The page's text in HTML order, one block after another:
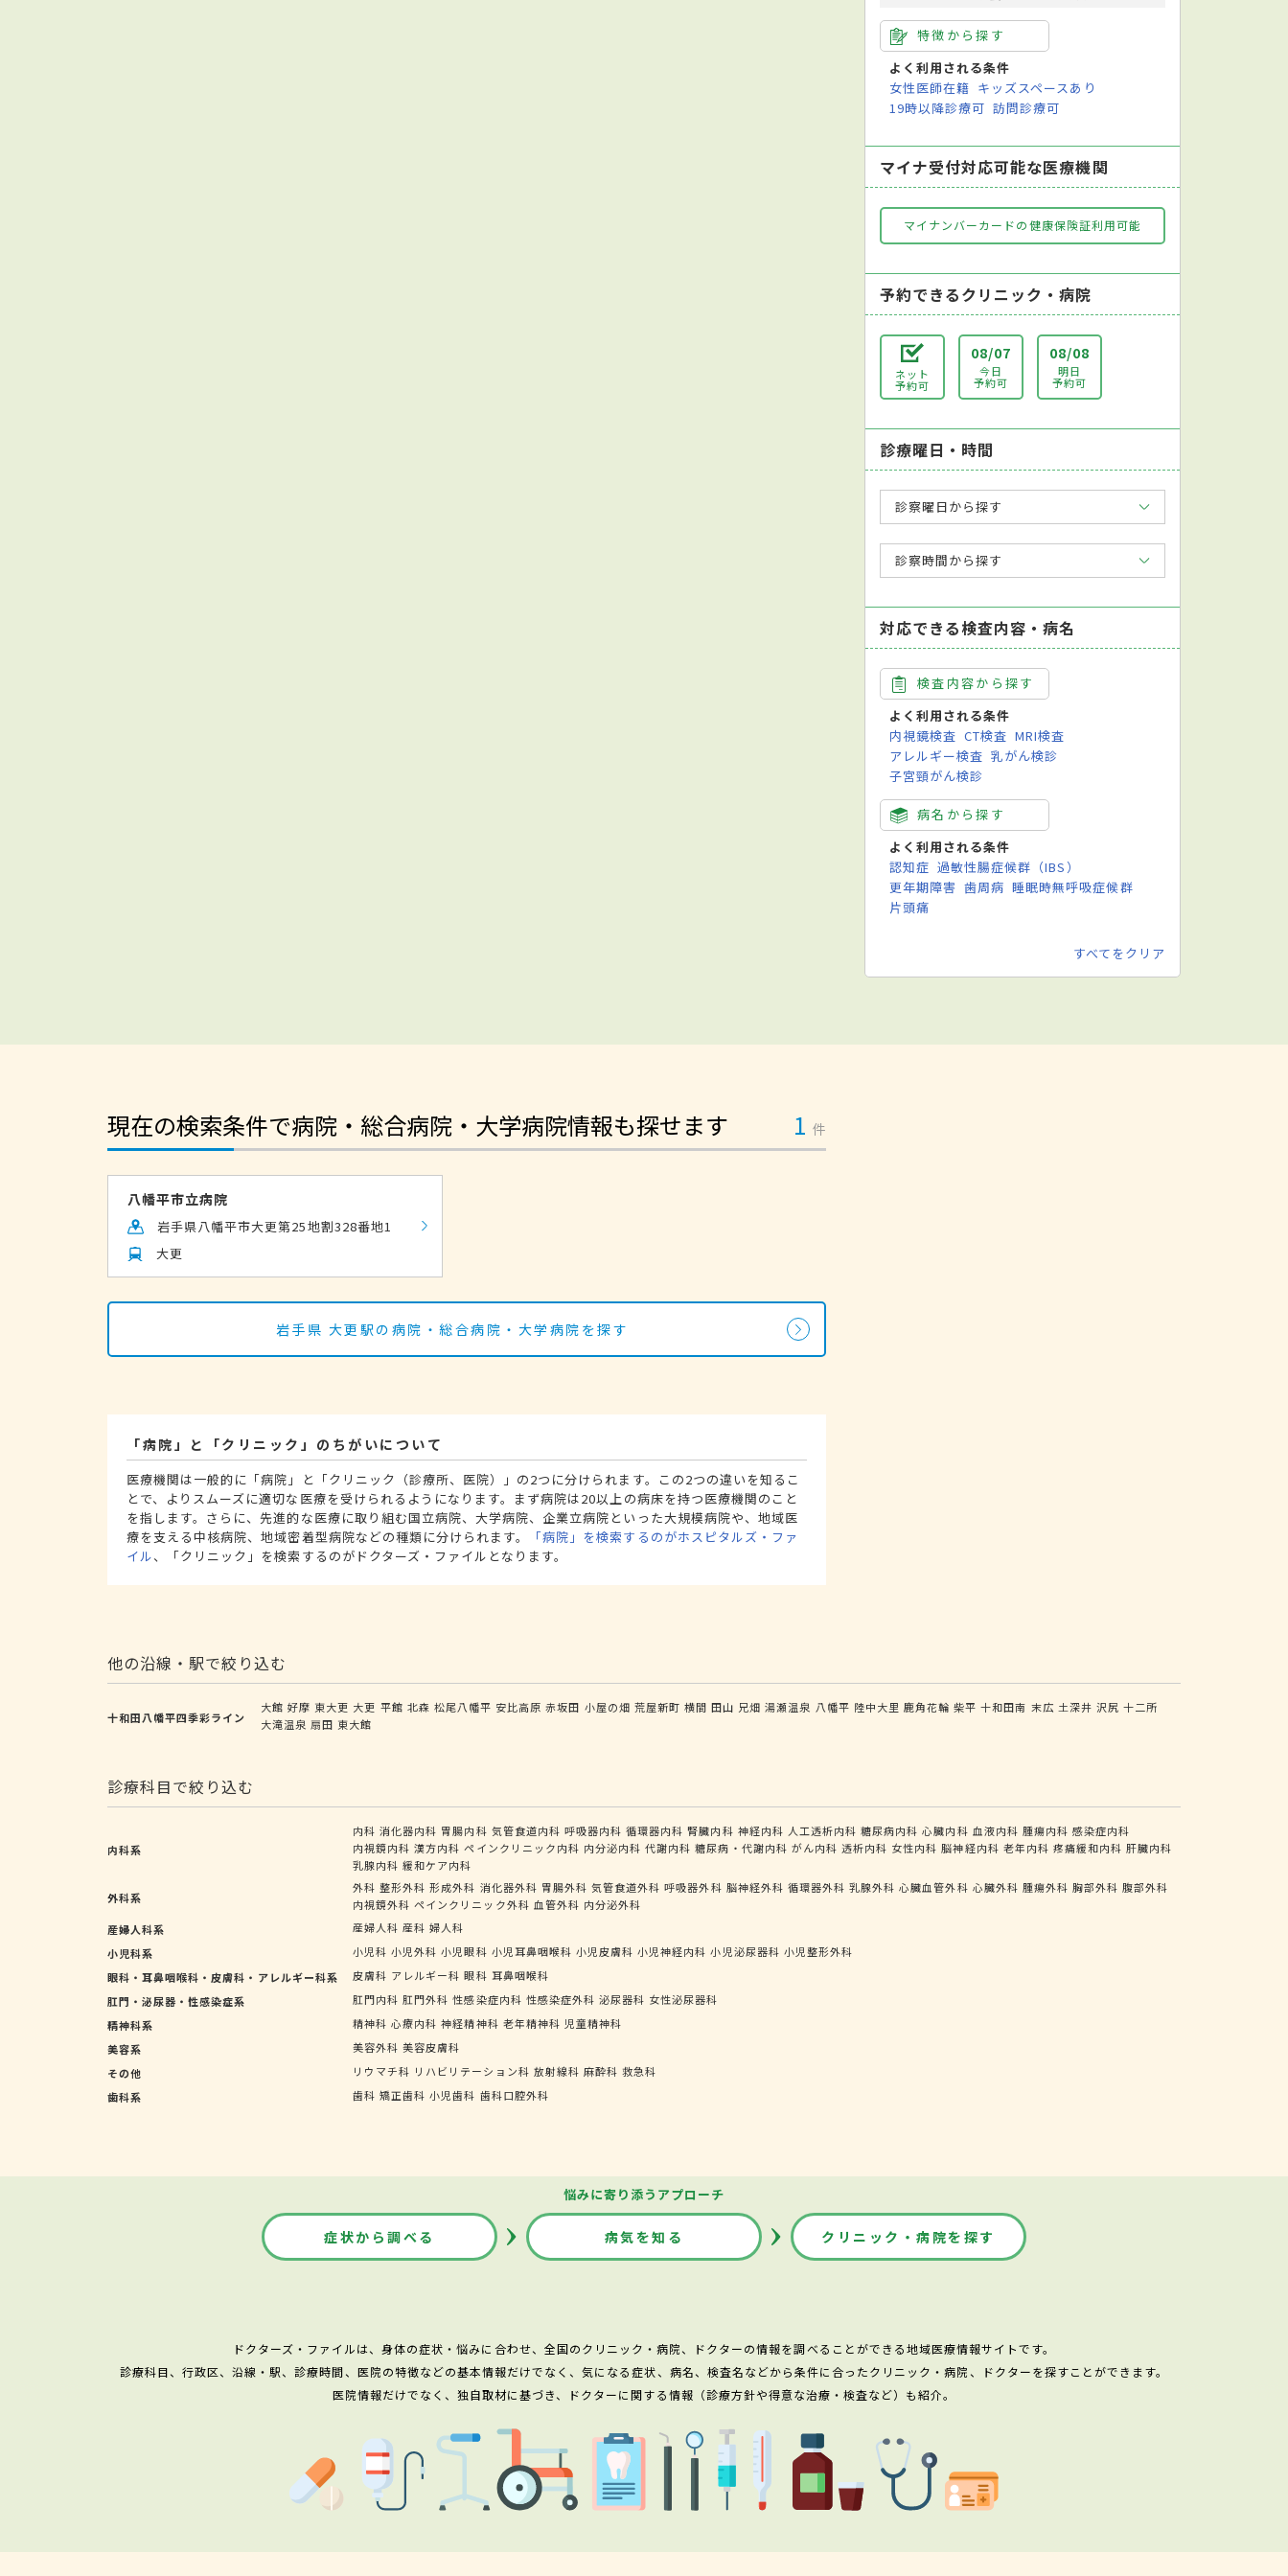
特徴から探す
よく利用される条件
女性医師在籍 キッズスペースあり
19時以降診療可 訪問診療可
マイナ受付対応可能な医療機関
マイナンバーカードの健康保険証利用可能
予約できるクリニック・病院
ネット
予約可
08/07
今日
予約可
08/08
明日
予約可
診療曜日・時間
診察曜日から探す
診察時間から探す
対応できる検査内容・病名
検査内容から探す
よく利用される条件
内視鏡検査 CT検査 MRI検査
アレルギー検査 乳がん検診
子宮頸がん検診
病名から探す
よく利用される条件
認知症 過敏性腸症候群（IBS）
更年期障害 歯周病 睡眠時無呼吸症候群
片頭痛
すべてをクリア
現在の検索条件で病院・総合病院・大学病院情報も探せます 1 件
八幡平市立病院
岩手県八幡平市大更第25地割328番地1
大更
岩手県 大更駅の病院・総合病院・大学病院を探す
「病院」と「クリニック」のちがいについて
医療機関は一般的に「病院」と「クリニック（診療所、医院）」の2つに分けられます。この2つの違いを知るこ
とで、よりスムーズに適切な医療を受けられるようになります。まず病院は20以上の病床を持つ医療機関のこと
を指します。さらに、先進的な医療に取り組む国立病院、大学病院、企業立病院といった大規模病院や、地域医
療を支える中核病院、地域密着型病院などの種類に分けられます。
「病院」を検索するのがホスピタルズ・ファ
イル、「クリニック」を検索するのがドクターズ・ファイルとなります。
他の沿線・駅で絞り込む
十和田八幡平四季彩ライン
大館 好摩 東大更 大更 平館 北森 松尾八幡平 安比高原 赤坂田 小屋の畑 荒屋新町 横間 田山 兄畑 湯瀬温泉 八幡平 陸中大里 鹿角花輪 柴平 十和田南 末広 土深井 沢尻 十二所
大滝温泉 扇田 東大館
診療科目で絞り込む
内科系
内科 消化器内科 胃腸内科 気管食道内科 呼吸器内科 循環器内科 腎臓内科 神経内科 人工透析内科 糖尿病内科 心臓内科 血液内科 腫瘍内科 感染症内科
内視鏡内科 漢方内科 ペインクリニック内科 内分泌内科 代謝内科 糖尿病・代謝内科 がん内科 透析内科 女性内科 脳神経内科 老年内科 疼痛緩和内科 肝臓内科
乳腺内科 緩和ケア内科
外科系
外科 整形外科 形成外科 消化器外科 胃腸外科 気管食道外科 呼吸器外科 脳神経外科 循環器外科 乳腺外科 心臓血管外科 心臓外科 腫瘍外科 胸部外科 腹部外科
内視鏡外科 ペインクリニック外科 血管外科 内分泌外科
産婦人科系
産婦人科 産科 婦人科
小児科系
小児科 小児外科 小児眼科 小児耳鼻咽喉科 小児皮膚科 小児神経内科 小児泌尿器科 小児整形外科
眼科・耳鼻咽喉科・皮膚科・アレルギー科系
皮膚科 アレルギー科 眼科 耳鼻咽喉科
肛門・泌尿器・性感染症系
肛門内科 肛門外科 性感染症内科 性感染症外科 泌尿器科 女性泌尿器科
精神科系
精神科 心療内科 神経精神科 老年精神科 児童精神科
美容系
美容外科 美容皮膚科
その他
リウマチ科 リハビリテーション科 放射線科 麻酔科 救急科
歯科系
歯科 矯正歯科 小児歯科 歯科口腔外科
悩みに寄り添うアプローチ
症状から調べる 病気を知る クリニック・病院を探す
ドクターズ・ファイルは、身体の症状・悩みに合わせ、全国のクリニック・病院、ドクターの情報を調べることができる地域医療情報サイトです。
診療科目、行政区、沿線・駅、診療時間、医院の特徴などの基本情報だけでなく、気になる症状、病名、検査名などから条件に合ったクリニック・病院、ドクターを探すことができます。
医院情報だけでなく、独自取材に基づき、ドクターに関する情報（診療方針や得意な治療・検査など）も紹介。